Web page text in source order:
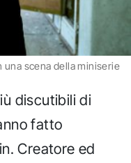
una scena della miniserie
discutibili di
fatto
Creatore ed